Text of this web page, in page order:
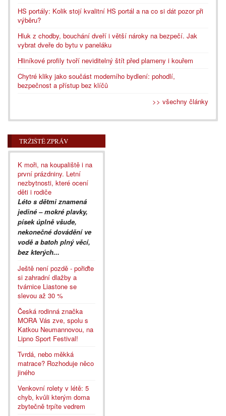
HS portály: Kolik stojí kvalitní HS portál a na co si dát pozor při
výběru?
Hluk z chodby, bouchání dveří i větší nároky na bezpečí. Jak
vybrat dveře do bytu v paneláku
Hliníkové profily tvoří neviditelný štít před plameny i kouřem
Chytré kliky jako součást moderního bydlení: pohodlí,
bezpečnost a přístup bez klíčů
>> všechny články
TRŽIŠTĚ ZPRÁV
K moři, na koupaliště i na
první prázdniny. Letní
nezbytnosti, které ocení
děti i rodiče
Léto s dětmi znamená
jediné – mokré plavky,
písek úplně všude,
nekonečné dovádění ve
vodě a batoh plný věcí,
bez kterých...
Ještě není pozdě - pořiďte
si zahradní dlažby a
tvárnice Liastone se
slevou až 30 %
Česká rodinná značka
MORA Vás zve, spolu s
Katkou Neumannovou, na
Lipno Sport Festival!
Tvrdá, nebo měkká
matrace? Rozhoduje něco
jiného
Venkovní rolety v létě: 5
chyb, kvůli kterým doma
zbytečně trpíte vedrem